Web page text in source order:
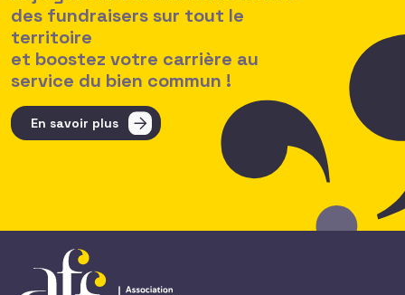
des fundraisers sur tout le
territoire
et boostez votre carrière au
service du bien commun !
En savoir plus